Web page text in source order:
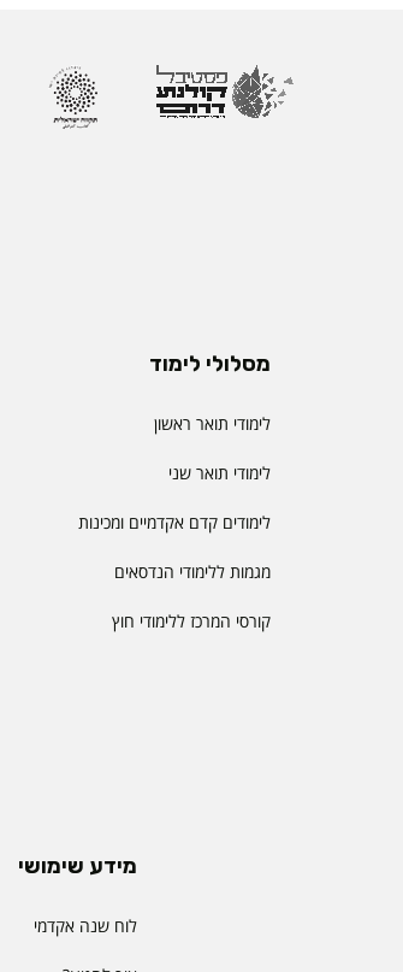
מסלולי לימוד
לימודי תואר ראשון
לימודי תואר שני
לימודים קדם אקדמיים ומכינות
מגמות ללימודי הנדסאים
קורסי המרכז ללימודי חוץ
מידע שימושי
לוח שנה אקדמי